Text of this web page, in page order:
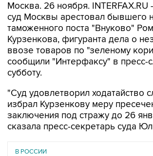
Москва. 26 ноября.
суд Москвы арестовал бывшего
таможенного поста "Внуково"
Курзенкова, фигуранта дела о
ввозе товаров по "зеленому
сообщили "Интерфаксу" в пресс-
субботу.
"Суд удовлетворил ходатайство
избрал Курзенкову меру
заключения под стражу до 26
сказала пресс-секретарь суда
В РОССИИ